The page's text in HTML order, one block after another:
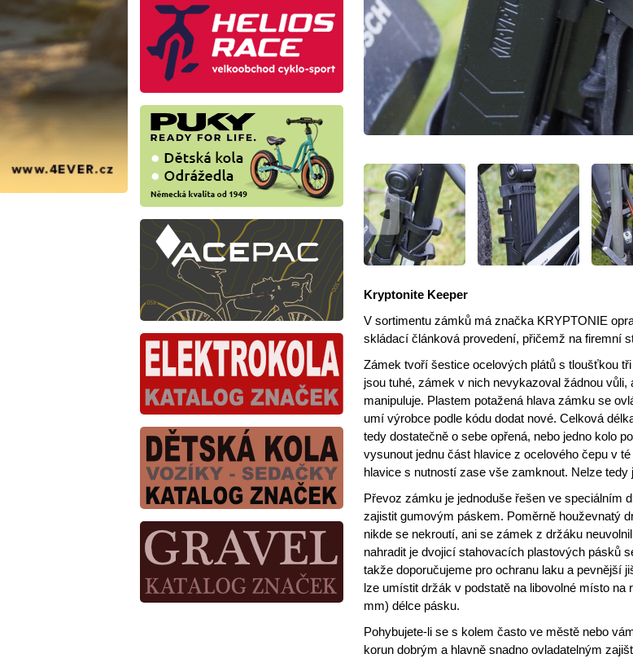
Kryptonite Keeper
V sortimentu zámků má značka KRYPTONIE
skládací článková provedení, přičemž na firemní
Zámek tvoří šestice ocelových plátů s tloušťkou
jsou tuhé, zámek v nich nevykazoval žádnou
manipuluje. Plastem potažená hlava zámku se
umí výrobce podle kódu dodat nové. Celková
tedy dostatečně o sebe opřená, nebo jedno kolo
vysunout jednu část hlavice z ocelového čepu v
hlavice s nutností zase vše zamknout. Nelze
Převoz zámku je jednoduše řešen ve speciálním
zajistit gumovým páskem. Poměrně houževnatý
nikde se nekroutí, ani se zámek z držáku
nahradit je dvojicí stahovacích plastových pásků
takže doporučujeme pro ochranu laku a pevnější
lze umístit držák v podstatě na libovolné místo
mm) délce pásku.
Pohybujete-li se s kolem často ve městě nebo
korun dobrým a hlavně snadno ovladatelným